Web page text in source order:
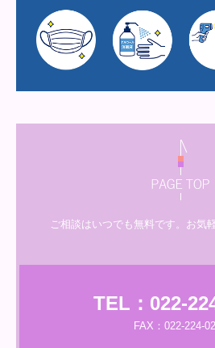
ご相談はいつでも無料です。お気
TEL：022-
FAX：022-224-